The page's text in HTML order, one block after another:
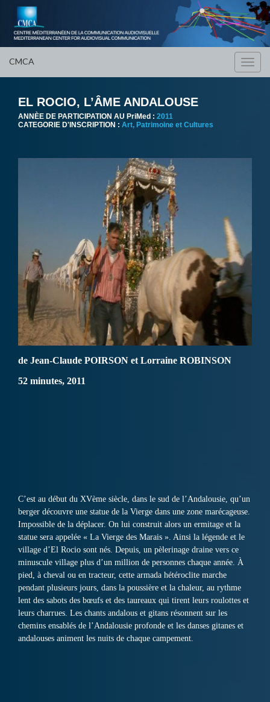
CMCA
EL ROCIO, L’ÂME ANDALOUSE
ANNÈE DE PARTICIPATION AU PriMed : 2011
CATEGORIE D'INSCRIPTION : Art, Patrimoine et Cultures
de Jean-Claude POIRSON et Lorraine ROBINSON
52 minutes, 2011
C’est au début du XVème siècle, dans le sud de l’Andalousie, qu’un
berger découvre une statue de la Vierge dans une zone marécageuse.
Impossible de la déplacer. On lui construit alors un ermitage et la
statue sera appelée « La Vierge des Marais ». Ainsi la légende et le
village d’El Rocio sont nés. Depuis, un pèlerinage draine vers ce
minuscule village plus d’un million de personnes chaque année. À
pied, à cheval ou en tracteur, cette armada hétéroclite marche
pendant plusieurs jours, dans la poussière et la chaleur, au rythme
lent des sabots des bœufs et des taureaux qui tirent leurs roulottes et
leurs charrues. Les chants andalous et gitans résonnent sur les
chemins ensablés de l’Andalousie profonde et les danses gitanes et
andalouses animent les nuits de chaque campement.